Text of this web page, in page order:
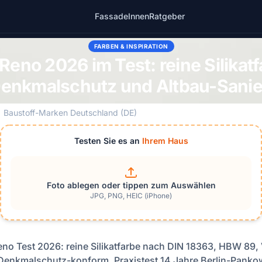
FassadeInnenRatgeber
FARBEN & INSPIRATION
2026 im Test: reine
und Altbau-
Baustoff-Marken Deutschland (DE)
Testen Sie es an Ihrem Haus
Foto ablegen oder tippen zum Auswählen
JPG, PNG, HEIC (iPhone)
Test 2026: reine Silikatfarbe nach DIN 18363, HBW